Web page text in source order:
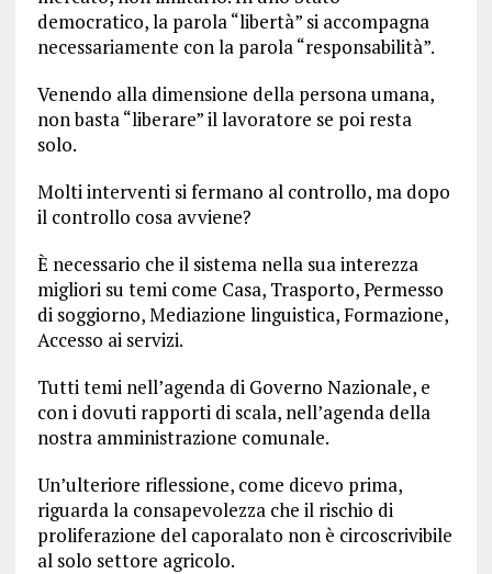
democratico, la parola “libertà” si accompagna
necessariamente con la parola “responsabilità”.
Venendo alla dimensione della persona umana,
non basta “liberare” il lavoratore se poi resta
solo.
Molti interventi si fermano al controllo, ma dopo
il controllo cosa avviene?
È necessario che il sistema nella sua interezza
migliori su temi come Casa, Trasporto, Permesso
di soggiorno, Mediazione linguistica, Formazione,
Accesso ai servizi.
Tutti temi nell’agenda di Governo Nazionale, e
con i dovuti rapporti di scala, nell’agenda della
nostra amministrazione comunale.
Un’ulteriore riflessione, come dicevo prima,
riguarda la consapevolezza che il rischio di
proliferazione del caporalato non è circoscrivibile
al solo settore agricolo.